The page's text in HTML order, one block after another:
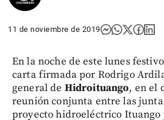
11 de noviembre de 2019
En la noche de este lunes
carta firmada por Rodrigo
general de Hidroituango, en el
reunión conjunta entre las
proyecto hidroeléctrico Ituango